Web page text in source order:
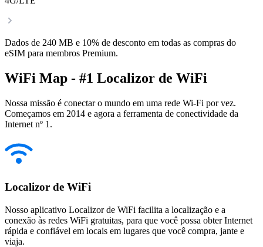
Dados de 240 MB e 10% de desconto em todas as compras do
eSIM para membros Premium.
WiFi Map - #1 Localizor de WiFi
Nossa missão é conectar o mundo em uma rede Wi-Fi por vez.
Começamos em 2014 e agora a ferramenta de conectividade da
Internet nº 1.
Localizor de WiFi
Nosso aplicativo Localizor de WiFi facilita a localização e a
conexão às redes WiFi gratuitas, para que você possa obter Internet
rápida e confiável em locais em lugares que você compra, jante e
viaja.